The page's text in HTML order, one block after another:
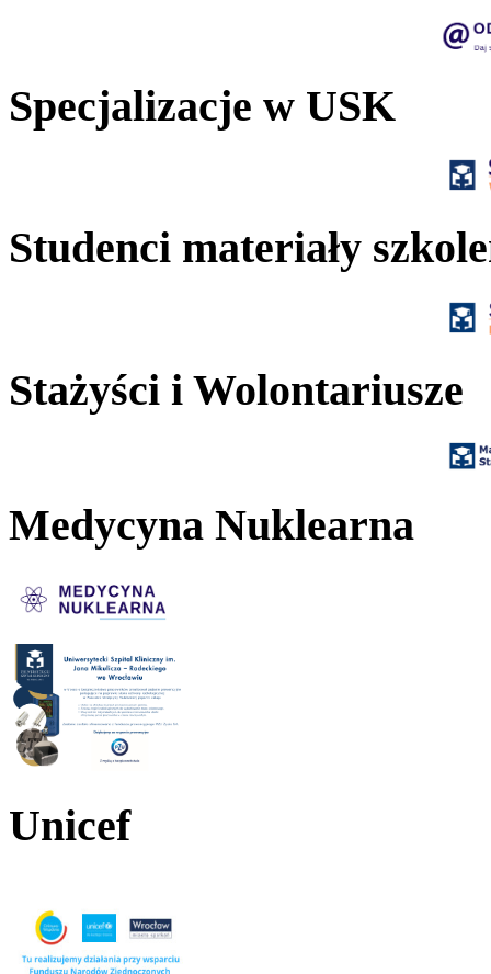
Specjalizacje w USK
Studenci materiały
Stażyści i Wolontariusze
Medycyna Nuklearna
Unicef